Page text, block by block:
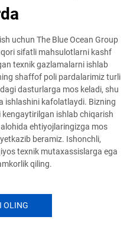
uchun The Blue Ocean Group
sifatli mahsulotlarni kashf
texnik gazlamalarni ishlab
shaffof poli pardalarimiz turli
dasturlarga mos keladi, shu
ishlashini kafolatlaydi. Bizning
ishlab chiqarish
ehtiyojlaringizga mos
beramiz. Ishonchli,
texnik mutaxassislarga ega
qiling.
OLING